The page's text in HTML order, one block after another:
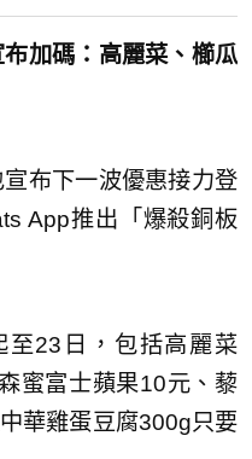
加碼：高麗菜、櫛瓜
布下一波優惠接力登
App推出「爆殺銅板
至23日，包括高麗菜
蜜富士蘋果10元、藜
華雞蛋豆腐300g只要